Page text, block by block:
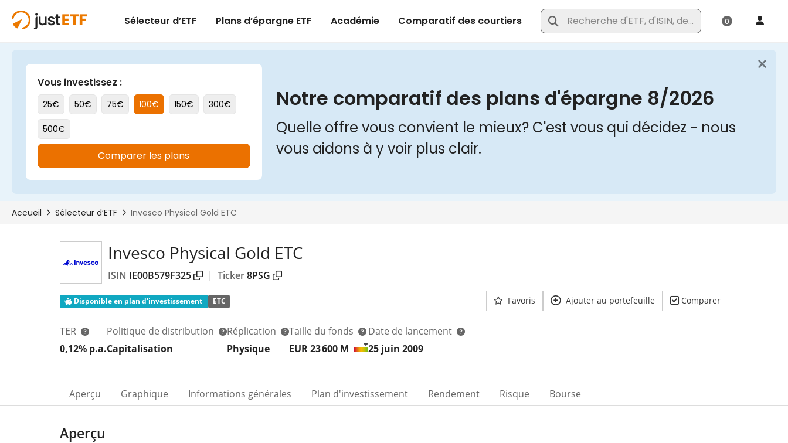
Invesco Physical Gold ETC
ISIN IE00B579F325 | Ticker8PSG
Disponible en plan d'investissement ETC Favoris Ajouter au portefeuille Comparer
TER
0,12% p.a.
Politique de distribution
Capitalisation
Réplication
Physique
Taille du fonds
EUR 23 600 M
Date de lancement
25 juin 2009
Aperçu Graphique Informations générales Plan d'investissement Rendement Risque Bourse
Aperçu